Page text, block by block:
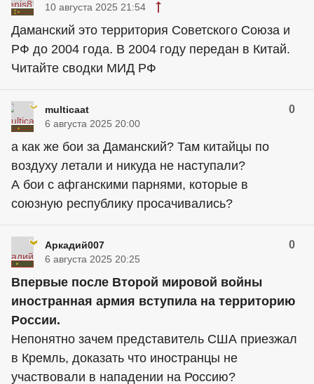
10 августа 2025 21:54
Даманский это территория Советского Союза и
РФ до 2004 года. В 2004 году передан в Китай.
Читайте сводки МИД РФ
multicaat 0
6 августа 2025 20:00
а как же бои за Даманский? Там китайцы по
воздуху летали и никуда не наступали?
А бои с афганскими парнями, которые в
союзную республику просачивались?
Аркадий007 0
6 августа 2025 20:25
Впервые после Второй мировой войны
иностранная армия вступила на территорию
России.
Непонятно зачем представитель США приезжал
в Кремль, доказать что иностранцы не
участвовали в нападении на Россию?